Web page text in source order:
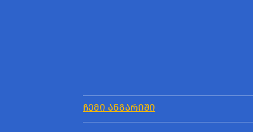
ᲩᲔᲛᲘ ᲐᲜᲒᲐᲠᲘᲨᲘ